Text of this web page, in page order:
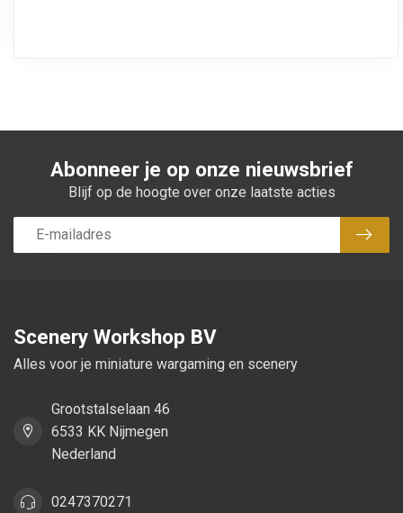
Abonneer je op onze nieuwsbrief
Blijf op de hoogte over onze laatste acties
Scenery Workshop BV
Alles voor je miniature wargaming en scenery
Grootstalselaan 46
6533 KK Nijmegen
Nederland
0247370271